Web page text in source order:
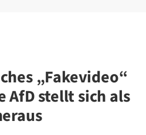
„Fakevideo“
AfD stellt sich als